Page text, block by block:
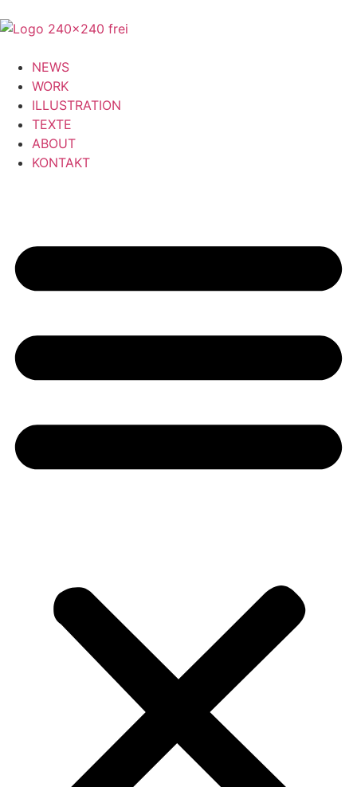
NEWS
WORK
ILLUSTRATION
TEXTE
ABOUT
KONTAKT